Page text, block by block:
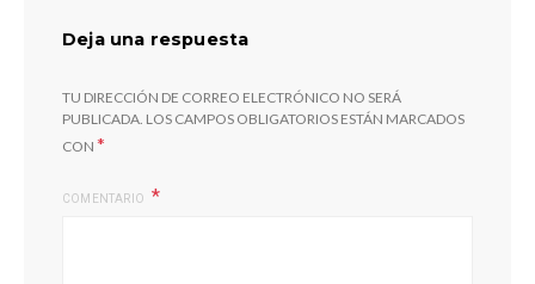
Deja una respuesta
TU DIRECCIÓN DE CORREO ELECTRÓNICO NO SERÁ
PUBLICADA. LOS CAMPOS OBLIGATORIOS ESTÁN MARCADOS
CON *
COMENTARIO